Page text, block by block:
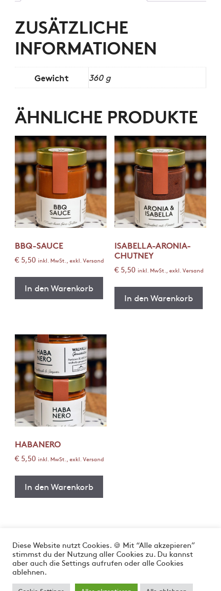
ZUSÄTZLICHE
INFORMATIONEN
Gewicht 360 g
ÄHNLICHE PRODUKTE
BBQ-SAUCE
€ 5,50 inkl. MwSt., exkl. Versand
In den Warenkorb
ISABELLA-ARONIA-
CHUTNEY
€5,50 inkl. MwSt., exkl. Versand
In den Warenkorb
HABANERO
€ 5,50 inkl. MwSt., exkl. Versand
In den Warenkorb
Impressum
Allgemeine Geschäftsbedingungen
Diese Website nutzt Cookies. 🍪 Mit “Alle akzepieren”
stimmst du der Nutzung aller Cookies zu. Du kannst
aber auch die Settings aufrufen oder alle Cookies
ablehnen.